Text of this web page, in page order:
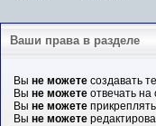
Ваши права в разделе
Вы не можетесоздавать
Вы не можетеотвечать на
Вы не можете
Вы не можете